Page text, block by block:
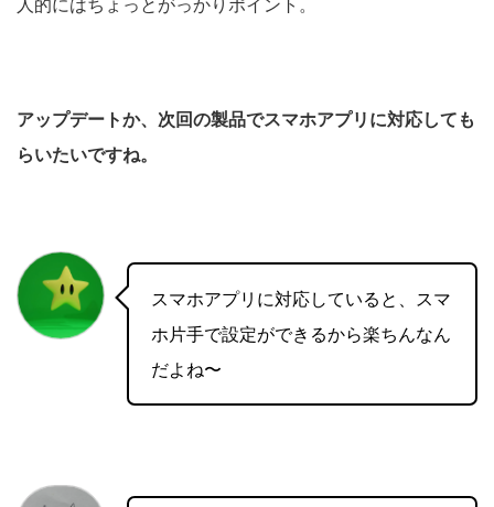
人的にはちょっとがっかりポイント。
アップデートか、次回の製品でスマホアプリに対応しても
らいたいですね。
スマホアプリに対応していると、スマ
ホ片手で設定ができるから楽ちんなん
だよね〜